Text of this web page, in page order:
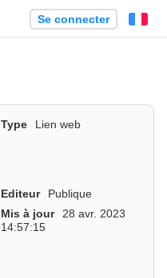
Se connecter
Type
Lien web
Editeur
Publique
Mis à jour
28 avr. 2023
14:57:15